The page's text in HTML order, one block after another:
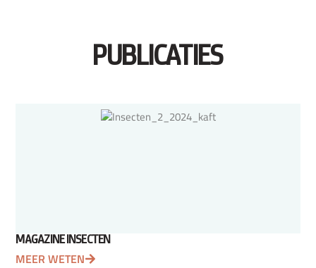
PUBLICATIES
MAGAZINE INSECTEN
MEER WETEN